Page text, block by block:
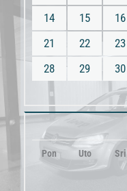
14
15 16
21
22 23
28
29 30
Pon Uto Sri